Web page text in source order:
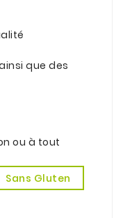
que des
ou à tout
Sans Gluten